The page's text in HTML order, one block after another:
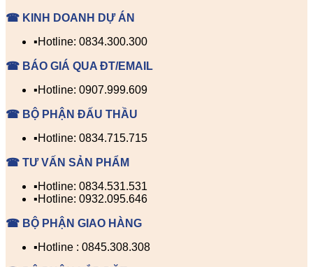
☎ KINH DOANH DỰ ÁN
▪️Hotline: 0834.300.300
☎ BÁO GIÁ QUA ĐT/EMAIL
▪️Hotline: 0907.999.609
☎ BỘ PHẬN ĐẤU THẦU
▪️Hotline: 0834.715.715
☎ TƯ VẤN SẢN PHẨM
▪️Hotline: 0834.531.531
▪️Hotline: 0932.095.646
☎ BỘ PHẬN GIAO HÀNG
▪️Hotline : 0845.308.308